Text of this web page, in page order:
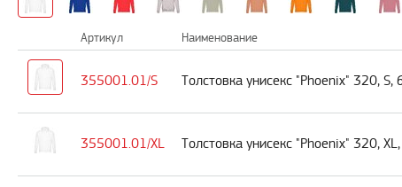
Артикул Наименование
355001.01/S Толстовка унисекс "Phoenix" 320, S,
355001.01/XL Толстовка унисекс "Phoenix" 320,